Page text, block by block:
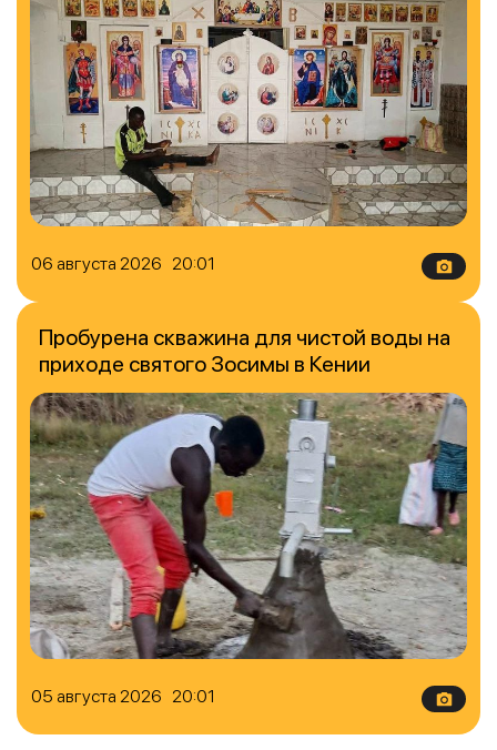
06 августа 2026 20:01
05 августа 2026 20:01
Пробурена скважина для чистой воды на
приходе святого Зосимы в Кении